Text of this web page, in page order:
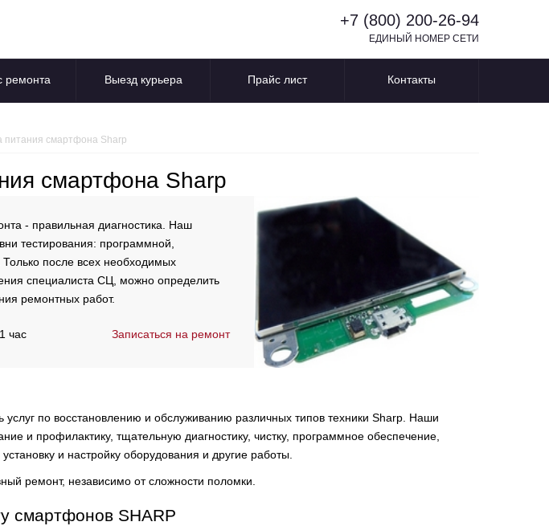
+7 (800) 200-26-94
ЕДИНЫЙ НОМЕР СЕТИ
ремонта Выезд курьера Прайс лист Контакты
питания смартфона Sharp
смартфона Sharp
- правильная диагностика. Наш
тестирования: программной,
после всех необходимых
специалиста СЦ, можно определить
ремонтных работ.
час Записаться на ремонт
по восстановлению и обслуживанию различных типов техники Sharp. Наши
и профилактику, тщательную диагностику, чистку, программное обеспечение,
и настройку оборудования и другие работы.
ремонт, независимо от сложности поломки.
смартфонов SHARP